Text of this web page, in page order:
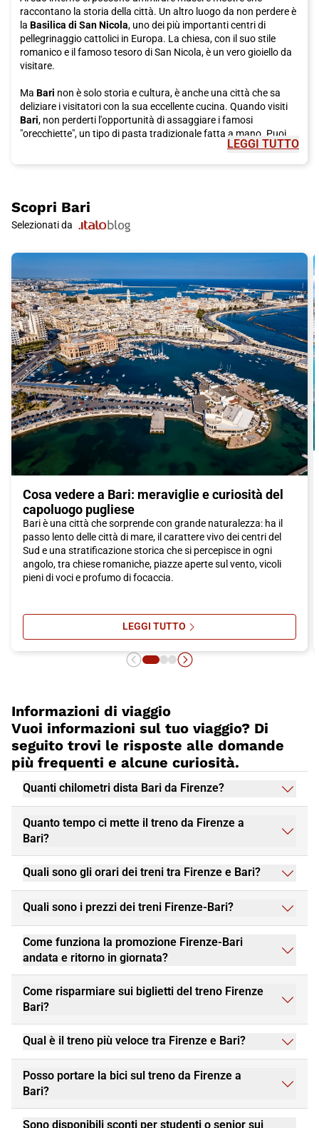
raccontano la storia della città. Un altro luogo da non perdere è
la Basilica di San Nicola, uno dei più importanti centri di
pellegrinaggio cattolici in Europa. La chiesa, con il suo stile
romanico e il famoso tesoro di San Nicola, è un vero gioiello da
visitare.
Ma Bari non è solo storia e cultura, è anche una città che sa
deliziare i visitatori con la sua eccellente cucina. Quando visiti
Bari, non perderti l'opportunità di assaggiare i famosi
"orecchiette", un tipo di pasta tradizionale fatta a mano. Puoi
gustarli in uno dei tanti ristoranti della città, accompagnati da
Per scoprire il vero spirito di
storico della città, conosciuto come
fossi tornato indietro nel tempo. Lungo le strade, troverai
accoglienti dove puoi gustare il tradizionale caffè italiano.
Se stai pensando a una visita aBari, ti consiglio vivamente di
scegliere il treno Italo come mezzo di trasporto. Italo offre un
servizio confortevole e di alta qualità, che ti permette di goderti
il viaggio senza stress. Inoltre, i treni Italo ti offrono la
possibilità di ammirare i panorami spettacolari della campagna
pugliese mentre ti dirigi verso la città.
In conclusione,Bariè un gioiello nascosto che merita di essere
scoperto. Grazie alla sua storia ricca e alla sua cucina deliziosa,
ti lascerà un ricordo indelebile. E non dimenticare, quando
decidi di visitare questa affascinante città, scegli il treno Italo
per un viaggio comodo e piacevole. Non vedo l'ora di accoglierti
aBari
LEGGI TUTTO
Scopri Bari
Selezionati da
Cosa vedere a Bari: meraviglie e curiosità del
capoluogo pugliese
Bari è una città che sorprende con grande naturalezza: ha il
passo lento delle città di mare, il carattere vivo dei centri del
Sud e una stratificazione storica che si percepisce in ogni
angolo, tra chiese romaniche, piazze aperte sul vento, vicoli
pieni di voci e profumo di focaccia.
LEGGI TUTTOSU COSA VEDERE A BARI:
Informazioni di viaggio
Vuoi informazioni sul tuo viaggio? Di
seguito trovi le risposte alle domande
più frequenti e alcune curiosità.
Quanti chilometri dista Bari da Firenze?
Quanto tempo ci mette il treno da Firenze a
Bari?
Quali sono gli orari dei treni tra Firenze e Bari?
Quali sono i prezzi dei treni Firenze-Bari?
Come funziona la promozione Firenze-Bari
andata e ritorno in giornata?
Come risparmiare sui biglietti del treno Firenze
Bari?
Qual è il treno più veloce tra Firenze e Bari?
Posso portare la bici sul treno da Firenze a
Bari?
Sono disponibili sconti per studenti o senior sui